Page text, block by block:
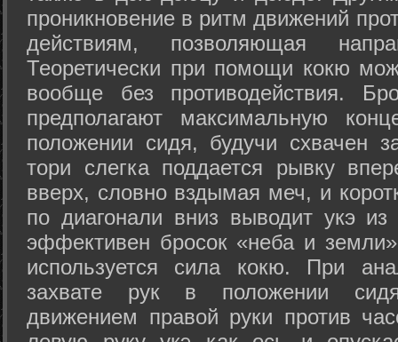
проникновение в ритм движений
действиям, позволяющая
Теоретически при помощи кокю
вообще без противодействия.
предполагают максимальную
положении сидя, будучи схвачен
тори слегка поддается рывку
вверх, словно вздымая меч, и
по диагонали вниз выводит укэ
эффективен бросок «неба и
используется сила кокю. При
захвате рук в положении
движением правой руки против